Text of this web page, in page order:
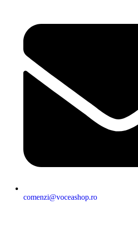
comenzi@voceashop.ro